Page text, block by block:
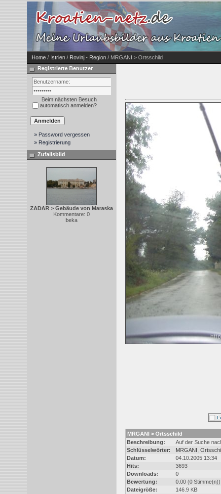
Home / Istrien / Rovinj - Region / MRGANI > Ortsschild
Registrierte Benutzer
Beim nächsten Besuch
automatisch anmelden?
» Password vergessen
» Registrierung
Zufallsbild
ZADAR > Gebäude von Maraska
Kommentare: 0
beka
MRGANI > Ortsschild
Beschreibung:
Auf der Suche
Schlüsselwörter:
MRGANI
Datum:
04.10.2005 13:34
Hits:
3693
Downloads:
0
Bewertung:
0.00 (0 Stimme(n))
Dateigröße:
146.9 KB